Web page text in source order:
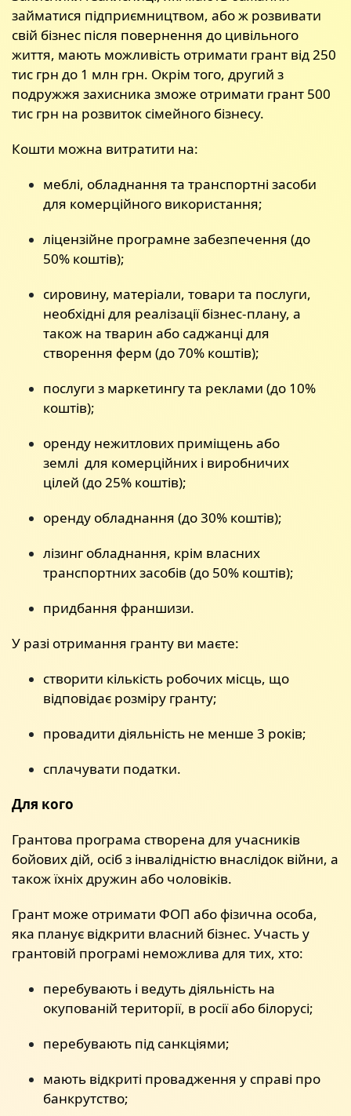
займатися підприємництвом, або ж розвивати
свій бізнес після повернення до цивільного
життя, мають можливість отримати грант від 250
тис грн до 1 млн грн. Окрім того, другий з
подружжя захисника зможе отримати грант 500
тис грн на розвиток сімейного бізнесу.
Кошти можна витратити на:
меблі, обладнання та транспортні засоби
для комерційного використання;
ліцензійне програмне забезпечення (до
50% коштів);
сировину, матеріали, товари та послуги,
необхідні для реалізації бізнес-плану, а
також на тварин або саджанці для
створення ферм (до 70% коштів);
послуги з маркетингу та реклами (до 10%
коштів);
оренду нежитлових приміщень або
землі для комерційних і виробничих
цілей (до 25% коштів);
оренду обладнання (до 30% коштів);
лізинг обладнання, крім власних
транспортних засобів (до 50% коштів);
придбання франшизи.
У разі отримання гранту ви маєте:
створити кількість робочих місць, що
відповідає розміру гранту;
провадити діяльність не менше 3 років;
сплачувати податки.
Для кого
Грантова програма створена для учасників
бойових дій, осіб з інвалідністю внаслідок війни, а
також їхніх дружин або чоловіків.
Грант може отримати ФОП або фізична особа,
яка планує відкрити власний бізнес. Участь у
грантовій програмі неможлива для тих, хто:
перебувають і ведуть діяльність на
окупованій території, в росії або білорусі;
перебувають під санкціями;
мають відкриті провадження у справі про
банкрутство;